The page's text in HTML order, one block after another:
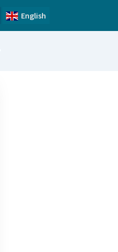
English